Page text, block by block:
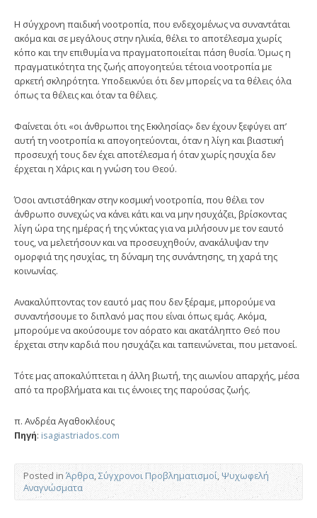
Η σύγχρονη παιδική νοοτροπία, που ενδεχομένως να συναντάται
ακόμα και σε μεγάλους στην ηλικία, θέλει το αποτέλεσμα χωρίς
κόπο και την επιθυμία να πραγματοποιείται πάση θυσία. Όμως η
πραγματικότητα της ζωής απογοητεύει τέτοια νοοτροπία με
αρκετή σκληρότητα. Υποδεικνύει ότι δεν μπορείς να τα θέλεις όλα
όπως τα θέλεις και όταν τα θέλεις.
Φαίνεται ότι «οι άνθρωποι της Εκκλησίας» δεν έχουν ξεφύγει απ’
αυτή τη νοοτροπία κι απογοητεύονται, όταν η λίγη και βιαστική
προσευχή τους δεν έχει αποτέλεσμα ή όταν χωρίς ησυχία δεν
έρχεται η Χάρις και η γνώση του Θεού.
Όσοι αντιστάθηκαν στην κοσμική νοοτροπία, που θέλει τον
άνθρωπο συνεχώς να κάνει κάτι και να μην ησυχάζει, βρίσκοντας
λίγη ώρα της ημέρας ή της νύκτας για να μιλήσουν με τον εαυτό
τους, να μελετήσουν και να προσευχηθούν, ανακάλυψαν την
ομορφιά της ησυχίας, τη δύναμη της συνάντησης, τη χαρά της
κοινωνίας.
Ανακαλύπτοντας τον εαυτό μας που δεν ξέραμε, μπορούμε να
συναντήσουμε το διπλανό μας που είναι όπως εμάς. Ακόμα,
μπορούμε να ακούσουμε τον αόρατο και ακατάληπτο Θεό που
έρχεται στην καρδιά που ησυχάζει και ταπεινώνεται, που μετανοεί.
Τότε μας αποκαλύπτεται η άλλη βιωτή, της αιωνίου απαρχής, μέσα
από τα προβλήματα και τις έννοιες της παρούσας ζωής.
π. Ανδρέα Αγαθοκλέους
Πηγή: isagiastriados.com
Posted in Άρθρα,Σύγχρονοι Προβληματισμοί,Ψυχωφελή
Αναγνώσματα